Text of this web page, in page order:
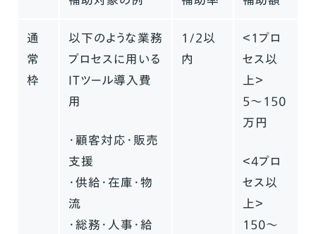
通
常
枠
以下のような業務
プロセスに用いる
ITツール導入費
用
・顧客対応・販売
支援
・供給・在庫・物
流
・総務・人事・給
1/2以
内
＜1プロ
セス以
上＞
5〜150
万円
＜4プロ
セス以
上＞
150〜